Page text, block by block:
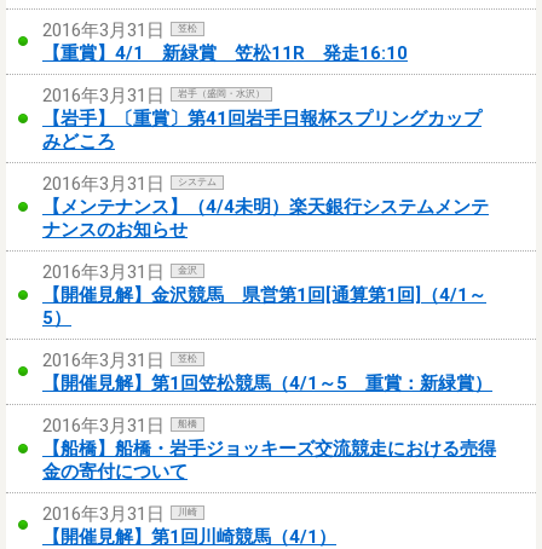
2016年3月31日
笠松
【重賞】4/1 新緑賞 笠松11R 発走16:10
2016年3月31日
岩手（盛岡・水沢）
【岩手】〔重賞〕第41回岩手日報杯スプリングカップ
みどころ
2016年3月31日
システム
【メンテナンス】（4/4未明）楽天銀行システムメンテ
ナンスのお知らせ
2016年3月31日
金沢
【開催見解】金沢競馬 県営第1回[通算第1回]（4/1～
5）
2016年3月31日
笠松
【開催見解】第1回笠松競馬（4/1～5 重賞：新緑賞）
2016年3月31日
船橋
【船橋】船橋・岩手ジョッキーズ交流競走における売得
金の寄付について
2016年3月31日
川崎
【開催見解】第1回川崎競馬（4/1）